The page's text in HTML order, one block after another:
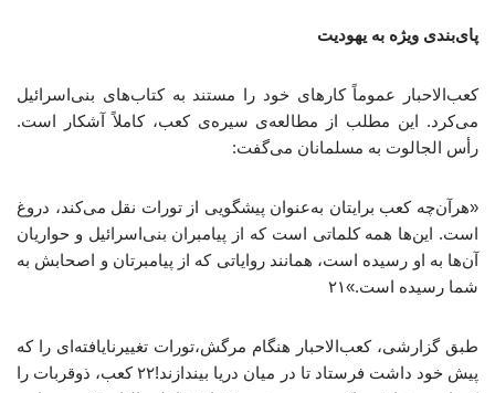
پای‌بندی ویژه به یهودیت
کعب‌الاحبار عموماً کارهای خود را مستند به کتاب‌های بنی‌اسرائیل
می‌کرد. این مطلب از مطالعه‌ی سیره‌ی کعب، کاملاً آشکار است.
رأس الجالوت به مسلمانان می‌گفت:
«هرآن‌چه کعب برایتان به‌عنوان پیشگویی از تورات نقل می‌کند، دروغ
است. این‌ها همه کلماتی است که از پیامبران بنی‌اسرائیل و حواریان
آن‌ها به او رسیده است، همانند روایاتی که از پیامبرتان و اصحابش به
شما رسیده است.»۲۱
طبق گزارشی، کعب‌الاحبار هنگام مرگش،تورات تغییرنایافته‌ای را که
پیش خود داشت فرستاد تا در میان دریا بیندازند!۲۲ کعب، ذوقربات را